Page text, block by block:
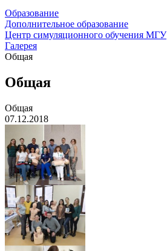
Образование
Дополнительное образование
Центр симуляционного обучения МГУ
Галерея
Общая
Общая
Общая
07.12.2018